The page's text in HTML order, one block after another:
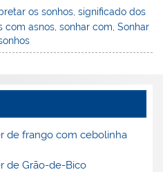
ai
l
h
o
o
l
t
ar
e
os sonhos,significado dos
com asnos ,sonhar com ,Sonhar
de frango com cebolinha
de Grão-de-Bico